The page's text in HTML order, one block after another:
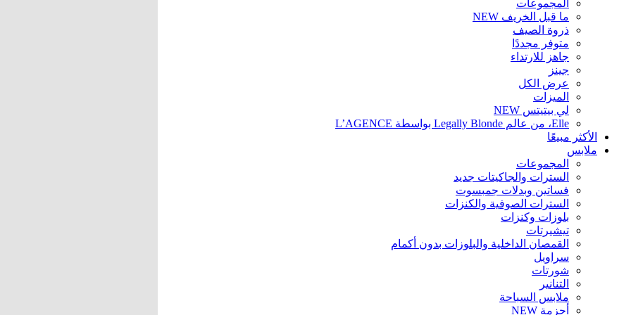
المجموعات
ما قبل الخريف NEW
ذروة الصيف
متوفر مجددًا
جاهز للارتداء
جينز
عرض الكل
الميزات
لي بيتيتس NEW
Elle، من عالم Legally Blonde بواسطة L’AGENCE
الأكثر مبيعًا
ملابس
المجموعات
السترات والجاكيتات جديد
فساتين وبدلات جمبسوت
السترات الصوفية والكنزات
بلوزات وكنزات
تيشيرتات
القمصان الداخلية والبلوزات بدون أكمام
سراويل
شورتات
التنانير
ملابس السباحة
أحزمة NEW